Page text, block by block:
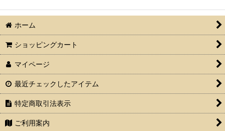
ホーム
ショッピングカート
マイページ
最近チェックしたアイテム
特定商取引法表示
ご利用案内